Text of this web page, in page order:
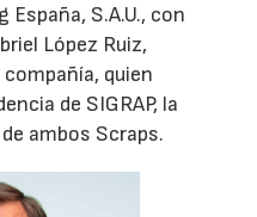
S.A.U., con
López Ruiz,
quien
de SIGRAP, la
ambos Scraps.